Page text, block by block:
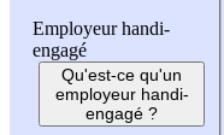
Employeur handi-
engagé
Qu'est-ce qu'un
employeur handi-
engagé ?